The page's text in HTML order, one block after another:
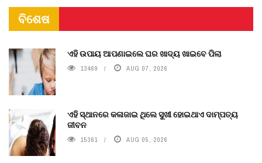
ବିଶେଷ
ଏହି ଉପାୟ ଆପଣାଇଲେ ଘର ଖାଦ୍ୟ ଖାଇବେ ପିଲା
13469 AUG 07, 2026
ଏହି ସ୍ଥାନରେ କଳାଜାଇ ଥିଲେ ସୁଖୀ ହୋଇଥାଏ ଦାମ୍ପତ୍ୟ
ଜୀବନ
15361 AUG 05, 2026